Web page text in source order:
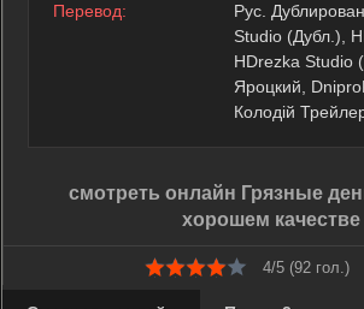
Перевод:
Рус.
Studio (Дубл.),
HDrezka Studio
Яроцкий,
Колодій
смотреть онлайн Грязные
хорошем качестве
4/5 (92гол.)